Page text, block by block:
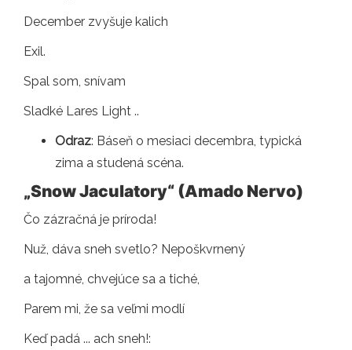
December zvyšuje kalich
Exil.
Spal som, snívam
Sladké Lares Light ..
Odraz: Báseň o mesiaci decembra, typická
zima a studená scéna.
„Snow Jaculatory“ (Amado Nervo)
Čo zázračná je príroda!
Nuž, dáva sneh svetlo? Nepoškvrnený
a tajomné, chvejúce sa a tiché,
Parem mi, že sa veľmi modlí
Keď padá ... ach sneh!: